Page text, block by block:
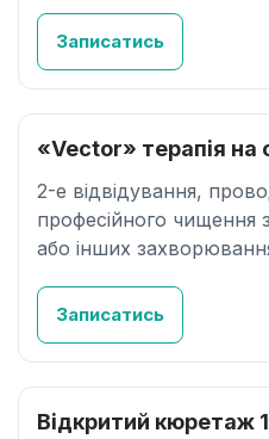
Записатись
«Vector» терапія на
2-е відвідування,
професійного чищення
або інших
Записатись
Відкритий кюретаж